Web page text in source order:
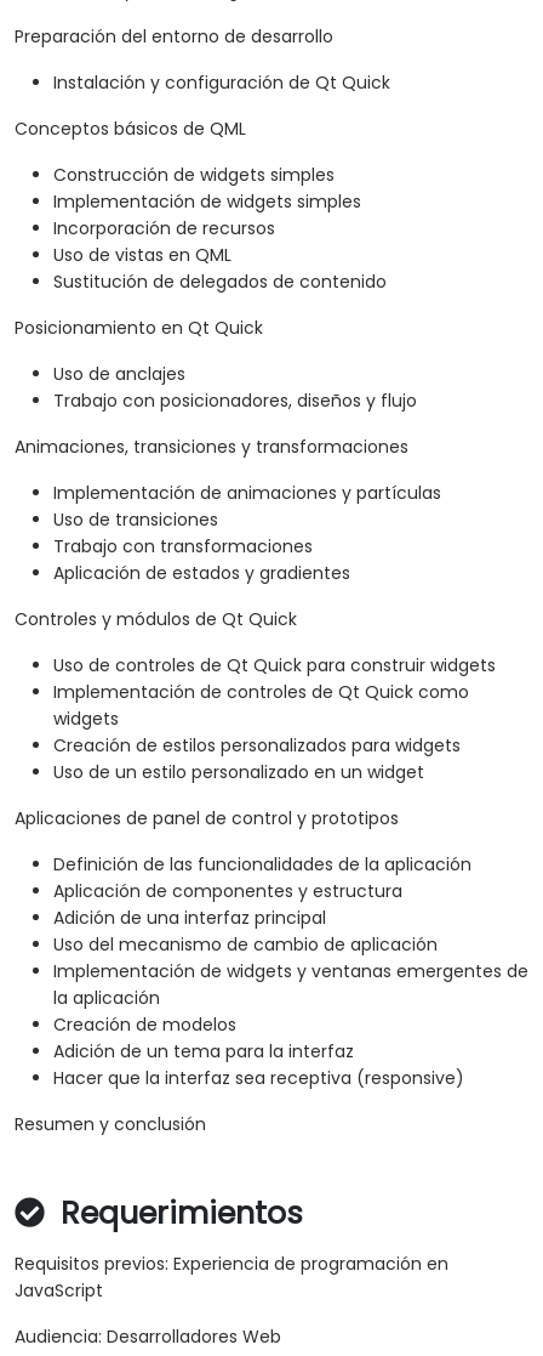
Preparación del entorno de desarrollo
Instalación y configuración de Qt Quick
Conceptos básicos de QML
Construcción de widgets simples
Implementación de widgets simples
Incorporación de recursos
Uso de vistas en QML
Sustitución de delegados de contenido
Posicionamiento en Qt Quick
Uso de anclajes
Trabajo con posicionadores, diseños y flujo
Animaciones, transiciones y transformaciones
Implementación de animaciones y partículas
Uso de transiciones
Trabajo con transformaciones
Aplicación de estados y gradientes
Controles y módulos de Qt Quick
Uso de controles de Qt Quick para construir widgets
Implementación de controles de Qt Quick como
widgets
Creación de estilos personalizados para widgets
Uso de un estilo personalizado en un widget
Aplicaciones de panel de control y prototipos
Definición de las funcionalidades de la aplicación
Aplicación de componentes y estructura
Adición de una interfaz principal
Uso del mecanismo de cambio de aplicación
Implementación de widgets y ventanas emergentes de
la aplicación
Creación de modelos
Adición de un tema para la interfaz
Hacer que la interfaz sea receptiva (responsive)
Resumen y conclusión
Requerimientos
Requisitos previos: Experiencia de programación en
JavaScript
Audiencia: Desarrolladores Web